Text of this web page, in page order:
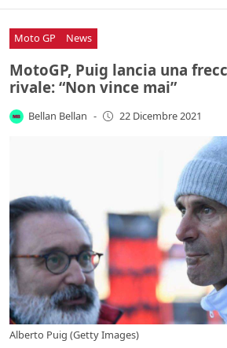
Moto GP News
MotoGP, Puig lancia una
rivale: “Non vince mai”
Bellan Bellan - 22 Dicembre 2021
Alberto Puig (Getty Images)